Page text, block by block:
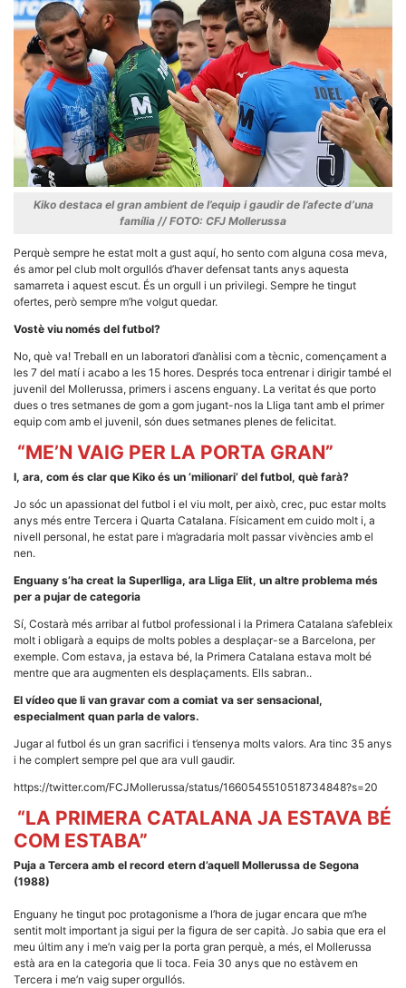
Kiko destaca el gran ambient de l’equip i gaudir de l’afecte d’una
família // FOTO: CFJ Mollerussa
Perquè sempre he estat molt a gust aquí, ho sento com alguna cosa meva,
és amor pel club molt orgullós d’haver defensat tants anys aquesta
samarreta i aquest escut. És un orgull i un privilegi. Sempre he tingut
ofertes, però sempre m’he volgut quedar.
Vostè viu només del futbol?
No, què va! Treball en un laboratori d’anàlisi com a tècnic, començament a
les 7 del matí i acabo a les 15 hores. Després toca entrenar i dirigir també el
juvenil del Mollerussa, primers i ascens enguany. La veritat és que porto
dues o tres setmanes de gom a gom jugant-nos la Lliga tant amb el primer
equip com amb el juvenil, són dues setmanes plenes de felicitat.
“ME’N VAIG PER LA PORTA GRAN”
I, ara, com és clar que Kiko és un ‘milionari’ del futbol, què farà?
Jo sóc un apassionat del futbol i el viu molt, per això, crec, puc estar molts
anys més entre Tercera i Quarta Catalana. Físicament em cuido molt i, a
nivell personal, he estat pare i m’agradaria molt passar vivències amb el
nen.
Enguany s’ha creat la Superlliga, ara Lliga Elit, un altre problema més
per a pujar de categoria
Sí, Costarà més arribar al futbol professional i la Primera Catalana s’afebleix
molt i obligarà a equips de molts pobles a desplaçar-se a Barcelona, per
exemple. Com estava, ja estava bé, la Primera Catalana estava molt bé
mentre que ara augmenten els desplaçaments. Ells sabran..
El vídeo que li van gravar com a comiat va ser sensacional,
especialment quan parla de valors.
Jugar al futbol és un gran sacrifici i t’ensenya molts valors. Ara tinc 35 anys
i he complert sempre pel que ara vull gaudir.
https://twitter.com/FCJMollerussa/status/1660545510518734848?s=20
“LA PRIMERA CATALANA JA ESTAVA BÉ
COM ESTABA”
Puja a Tercera amb el record etern d’aquell Mollerussa de Segona
(1988)
Enguany he tingut poc protagonisme a l’hora de jugar encara que m’he
sentit molt important ja sigui per la figura de ser capità. Jo sabia que era el
meu últim any i me’n vaig per la porta gran perquè, a més, el Mollerussa
està ara en la categoria que li toca. Feia 30 anys que no estàvem en
Tercera i me’n vaig super orgullós.